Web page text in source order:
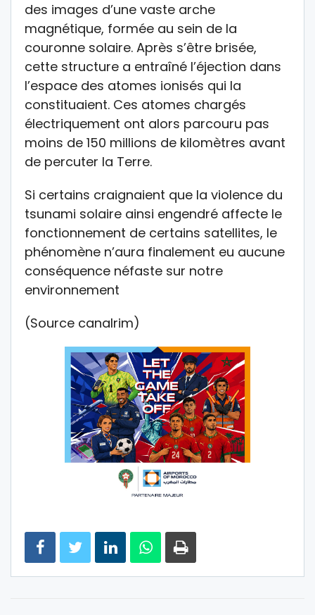
des images d’une vaste arche
magnétique, formée au sein de la
couronne solaire. Après s’être brisée,
cette structure a entraîné l’éjection dans
l’espace des atomes ionisés qui la
constituaient. Ces atomes chargés
électriquement ont alors parcouru pas
moins de 150 millions de kilomètres avant
de percuter la Terre.
Si certains craignaient que la violence du
tsunami solaire ainsi engendré affecte le
fonctionnement de certains satellites, le
phénomène n’aura finalement eu aucune
conséquence néfaste sur notre
environnement
(Source canalrim)